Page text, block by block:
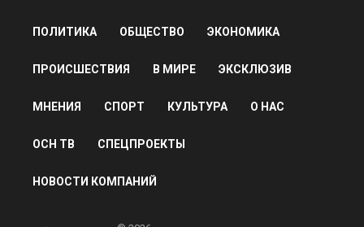
ПОЛИТИКА ОБЩЕСТВО ЭКОНОМИКА
ПРОИСШЕСТВИЯ В МИРЕ ЭКСКЛЮЗИВ
МНЕНИЯ СПОРТ КУЛЬТУРА О НАС
ОСН ТВ СПЕЦПРОЕКТЫ
НОВОСТИ КОМПАНИЙ